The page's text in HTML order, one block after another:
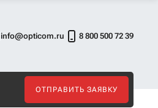
info@opticom.ru 8 800 500 72 39
ОТПРАВИТЬ ЗАЯВКУ